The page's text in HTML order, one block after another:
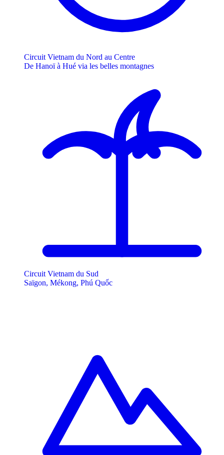
Circuit Vietnam du Nord au Centre
De Hanoï à Hué via les belles montagnes
Circuit Vietnam du Sud
Saïgon, Mékong, Phú Quốc